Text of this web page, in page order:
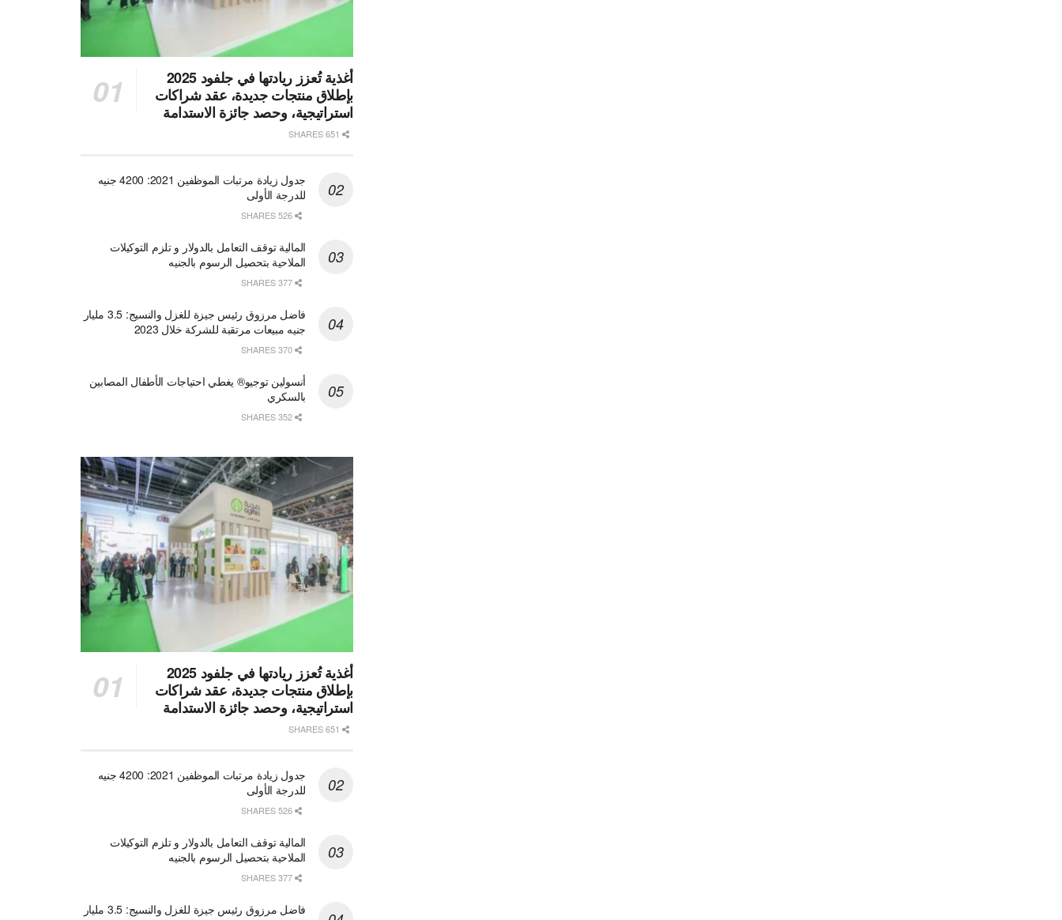
أغذية تُعزز ريادتها في جلفود 2025
بإطلاق منتجات جديدة، عقد شراكات
استراتيجية، وحصد جائزة الاستدامة
جدول زيادة مرتبات الموظفين 2021: 4200 جنيه
للدرجة الأولى
المالية توقف التعامل بالدولار و تلزم التوكيلات
الملاحية بتحصيل الرسوم بالجنيه
فاضل مرزوق رئيس جيزة للغزل والنسيج: 3.5 مليار
جنيه مبيعات مرتقبة للشركة خلال 2023
أنسولين توجيو® يغطي احتياجات الأطفال المصابين
بالسكري
أغذية تُعزز ريادتها في جلفود 2025
بإطلاق منتجات جديدة، عقد شراكات
استراتيجية، وحصد جائزة الاستدامة
جدول زيادة مرتبات الموظفين 2021: 4200 جنيه
للدرجة الأولى
المالية توقف التعامل بالدولار و تلزم التوكيلات
الملاحية بتحصيل الرسوم بالجنيه
فاضل مرزوق رئيس جيزة للغزل والنسيج: 3.5 مليار